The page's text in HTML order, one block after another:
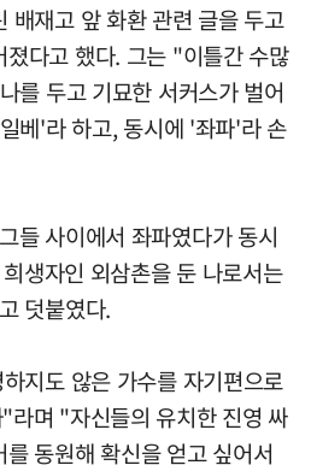
배재고 앞 화환 관련 글을 두고
다고 했다. 그는 "이틀간 수많
를 두고 기묘한 서커스가 벌어
베'라 하고, 동시에 '좌파'라 손
들 사이에서 좌파였다가 동시
생자인 외삼촌을 둔 나로서는
덧붙였다.
지도 않은 가수를 자기편으로
라며 "자신들의 유치한 진영 싸
동원해 확신을 얻고 싶어서